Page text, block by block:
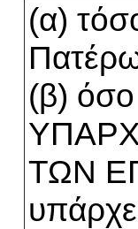
(α)
(β) όσο
ΤΩΝ